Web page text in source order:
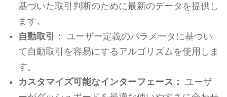
基づいた取引判断のために最新のデータを提供し
ます。
自動取引：
ユーザー定義のパラメータに基づい
て自動取引を容易にするアルゴリズムを使用しま
す。
カスタマイズ可能なインターフェース：
ユーザ